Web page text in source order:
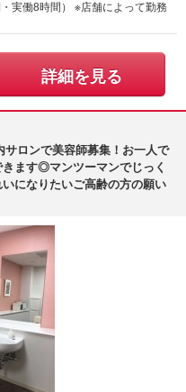
実働8時間） ※店舗によって勤務
詳細を見る
ロンで美容師募集！お一人で
ます◎マンツーマンでじっく
になりたいご高齢の方の願い